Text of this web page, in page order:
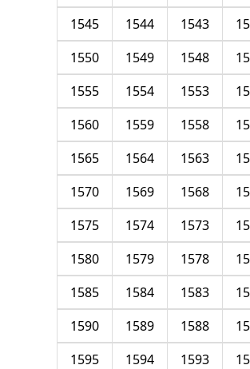
1543
1544
1545
1548
1549
1550
1553
1554
1555
1558
1559
1560
1563
1564
1565
1568
1569
1570
1573
1574
1575
1578
1579
1580
1583
1584
1585
1588
1589
1590
1593
1594
1595